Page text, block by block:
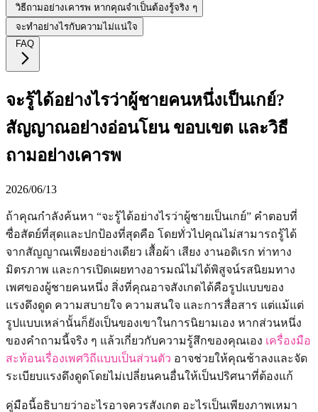
วิธีถามอย่างเคารพ หากคุณจำเป็นต้องรู้จริง ๆ
จะทำอย่างไรกับความไม่แน่ใจ
FAQ
จะรู้ได้อย่างไรว่าผู้ชายคนหนึ่งเป็นเกย์?
สัญญาณอย่างอ่อนโยน ขอบเขต และวิธี
ถามอย่างเคารพ
2026/06/13
ถ้าคุณกำลังค้นหา “จะรู้ได้อย่างไรว่าผู้ชายเป็นเกย์” คำตอบที่
ซื่อสัตย์ที่สุดและปกป้องที่สุดคือ โดยทั่วไปคุณไม่สามารถรู้ได้
จากสัญญาณเพียงอย่างเดียว เสื้อผ้า เสียง งานอดิเรก ท่าทาง
มิตรภาพ และการเปิดเผยทางอารมณ์ไม่ได้พิสูจน์รสนิยมทาง
เพศของผู้ชายคนหนึ่ง สิ่งที่คุณอาจสังเกตได้คือรูปแบบของ
แรงดึงดูด ความสบายใจ ความสนใจ และการสื่อสาร แต่แม้แต่
รูปแบบเหล่านั้นก็ยังเป็นของเขาในการนิยามเอง หากส่วนหนึ่ง
ของคำถามนี้จริง ๆ แล้วเกี่ยวกับความรู้สึกของคุณเอง เครื่องมือ
สะท้อนเรื่องเพศวิถีแบบเป็นส่วนตัว อาจช่วยให้คุณช้าลงและจัด
ระเบียบแรงดึงดูดโดยไม่เปลี่ยนคนอื่นให้เป็นปริศนาที่ต้องแก้
คู่มือนี้อธิบายว่าอะไรอาจควรสังเกต อะไรเป็นเพียงภาพเหมา